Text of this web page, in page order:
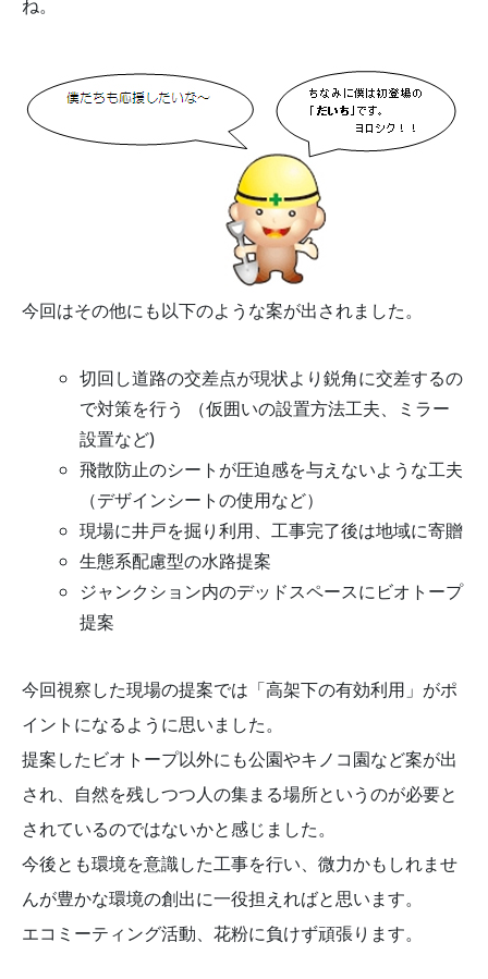
ね。
今回はその他にも以下のような案が出されました。
切回し道路の交差点が現状より鋭角に交差するの
で対策を行う （仮囲いの設置方法工夫、ミラー
設置など)
飛散防止のシートが圧迫感を与えないような工夫
（デザインシートの使用など）
現場に井戸を掘り利用、工事完了後は地域に寄贈
生態系配慮型の水路提案
ジャンクション内のデッドスペースにビオトープ
提案
今回視察した現場の提案では「高架下の有効利用」がポ
イントになるように思いました。
提案したビオトープ以外にも公園やキノコ園など案が出
され、自然を残しつつ人の集まる場所というのが必要と
されているのではないかと感じました。
今後とも環境を意識した工事を行い、微力かもしれませ
んが豊かな環境の創出に一役担えればと思います。
エコミーティング活動、花粉に負けず頑張ります。